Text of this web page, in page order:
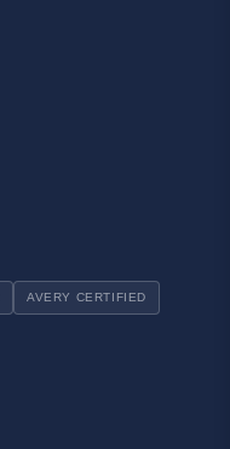
AVERY CERTIFIED